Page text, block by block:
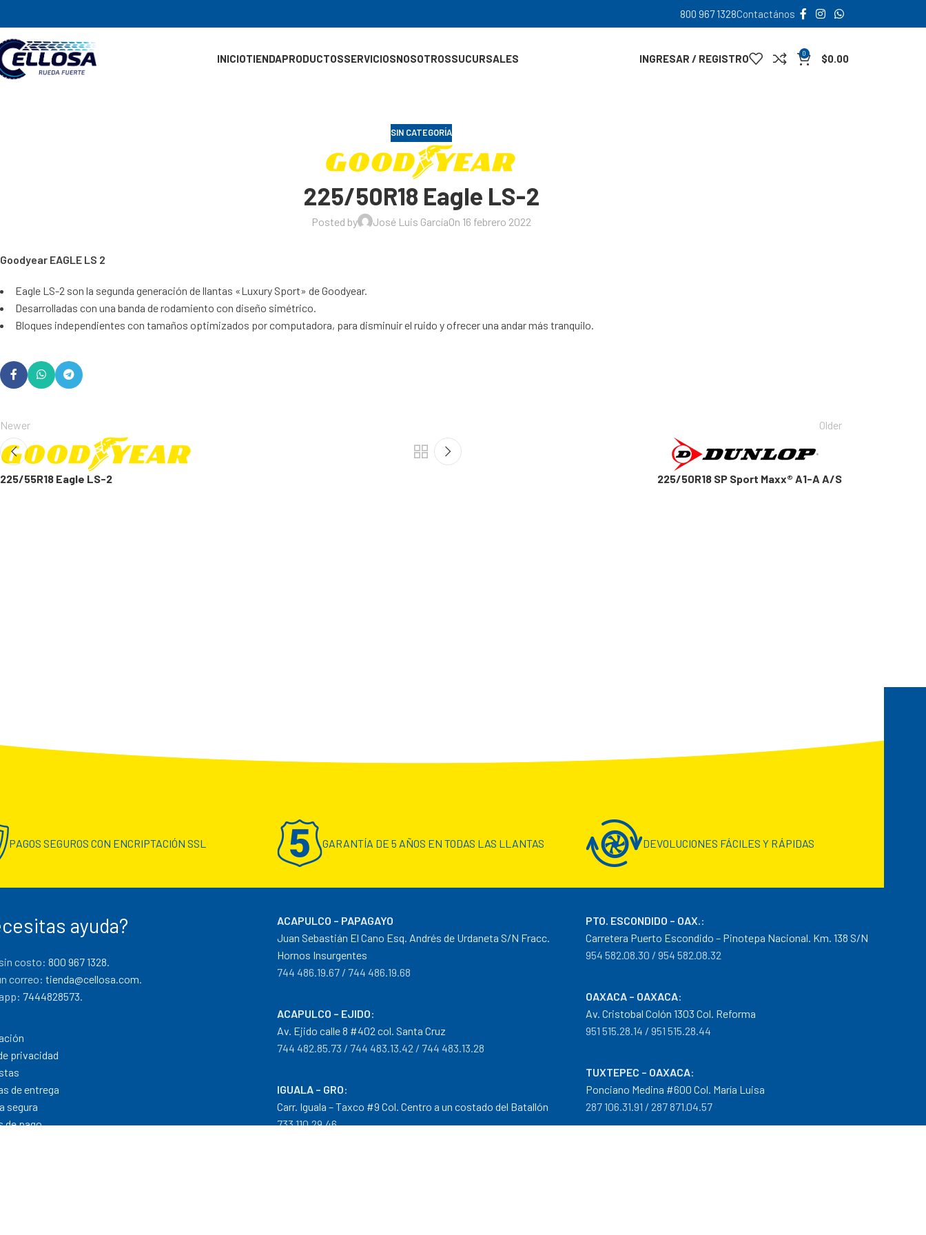
800 967 1328Contactános
INICIOTIENDAPRODUCTOSSERVICIOSNOSOTROSSUCURSALES INGRESAR / REGISTRO 0 $0.00
SIN CATEGORÍA
225/50R18 Eagle LS-2
Posted by José Luis GarcíaOn 16 febrero 2022
Goodyear EAGLE LS 2
Eagle LS-2 son la segunda generación de llantas «Luxury Sport» de Goodyear.
Desarrolladas con una banda de rodamiento con diseño simétrico.
Bloques independientes con tamaños optimizados por computadora, para disminuir el ruido y ofrecer una andar más tranquilo.
Newer
225/55R18 Eagle LS-2
Older
225/50R18 SP Sport Maxx® A1-A A/S
PAGOS SEGUROS CON ENCRIPTACIÓN SSL GARANTÍA DE 5 AÑOS EN TODAS LAS LLANTAS DEVOLUCIONES FÁCILES Y RÁPIDAS
ayuda?
costo:800 967 1328.
correo:tienda@cellosa.com
7444828573
privacidad
de entrega
segura
de pago
ACAPULCO – PAPAGAYO
Juan Sebastián El Cano Esq. Andrés de Urdaneta S/N Fracc.
Hornos Insurgentes
744 486.19.67 / 744 486.19.68
ACAPULCO – EJIDO:
Av. Ejido calle 8 #402 col. Santa Cruz
744 482.85.73 / 744 483.13.42 / 744 483.13.28
IGUALA – GRO:
Carr. Iguala – Taxco #9 Col. Centro a un costado del Batallón
733 110.29.46
PTO. ESCONDIDO – OAX. :
Carretera Puerto Escondido – Pinotepa Nacional. Km. 138 S/N
954 582.08.30 / 954 582.08.32
OAXACA – OAXACA:
Av. Cristobal Colón 1303 Col. Reforma
951 515.28.14 / 951 515.28.44
TUXTEPEC – OAXACA:
Ponciano Medina #600 Col. María Luisa
287 106.31.91 / 287 871.04.57